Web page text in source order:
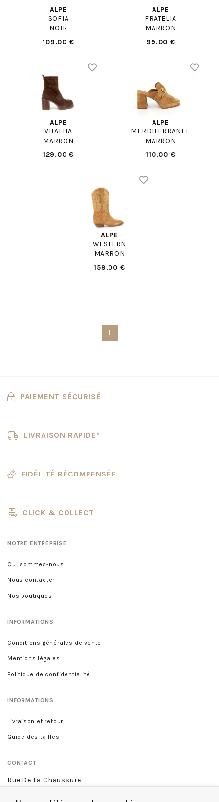
ALPE
SOFIA
NOIR
109.00 €
ALPE
FRATELIA
MARRON
99.00 €
ALPE
VITALITA
MARRON
129.00 €
ALPE
MERDITERRANEE
MARRON
110.00 €
ALPE
WESTERN
MARRON
159.00 €
1
PAIEMENT SÉCURISÉ
LIVRAISON RAPIDE*
FIDÉLITÉ RÉCOMPENSÉE
CLICK & COLLECT
NOTRE ENTREPRISE
Qui sommes-nous
Nous contacter
Nos boutiques
INFORMATIONS
Conditions générales de vente
Mentions légales
Politique de confidentialité
INFORMATIONS
Livraison et retour
Guide des tailles
CONTACT
Rue De La Chaussure
46 rue Royale